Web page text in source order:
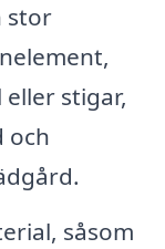
stor
stigar,
och
såsom